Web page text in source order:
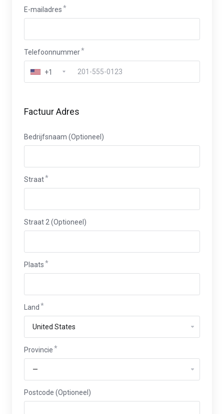
E-mailadres
Telefoonnummer
+1
Factuur Adres
Bedrijfsnaam (Optioneel)
Straat
Straat 2 (Optioneel)
Plaats
Land
Provincie
Postcode (Optioneel)